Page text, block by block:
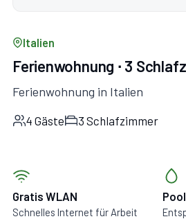
Italien
Ferienwohnung ∙ 3
Ferienwohnung in Italien
4 Gäste 3 Schlafzimmer
Gratis WLAN
Schnelles Internet für Arbeit
Pool